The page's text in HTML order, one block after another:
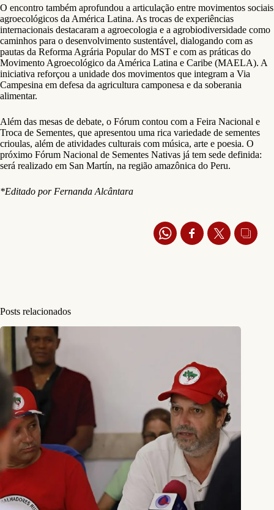
O encontro também aprofundou a articulação entre movimentos sociais
agroecológicos da América Latina. As trocas de experiências
internacionais destacaram a agroecologia e a agrobiodiversidade como
caminhos para o desenvolvimento sustentável, dialogando com as
pautas da Reforma Agrária Popular do MST e com as práticas do
Movimento Agroecológico da América Latina e Caribe (MAELA). A
iniciativa reforçou a unidade dos movimentos que integram a Via
Campesina em defesa da agricultura camponesa e da soberania
alimentar.
Além das mesas de debate, o Fórum contou com a Feira Nacional e
Troca de Sementes, que apresentou uma rica variedade de sementes
crioulas, além de atividades culturais com música, arte e poesia. O
próximo Fórum Nacional de Sementes Nativas já tem sede definida:
será realizado em San Martín, na região amazônica do Peru.
*Editado por Fernanda Alcântara
Posts relacionados